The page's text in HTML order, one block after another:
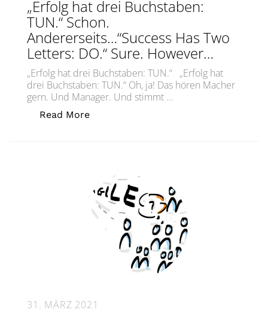
„Erfolg hat drei Buchstaben:
TUN.“ Schon.
Andererseits…“Success Has Two
Letters: DO.“ Sure. However…
„Erfolg hat drei Buchstaben: TUN.“ „Erfolg hat
drei Buchstaben: TUN.“ Oh, ja! Das hören Macher
gern. Und Manager. Und stimmt …
Read More„„Erfolg hat drei Buchstaben: TUN.“
31. MÄRZ 2021